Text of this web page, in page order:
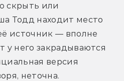
скрыть или
Тодд находит место
источник — вполне
у него закрадываются
версия
неточна.